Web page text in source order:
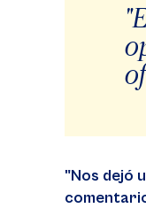
"Nos dejó